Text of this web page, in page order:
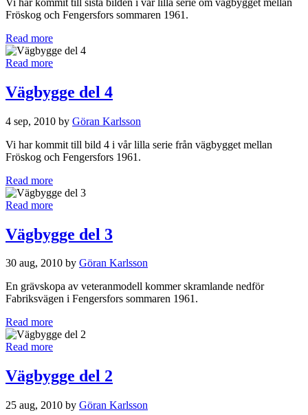
Fröskog och Fengersfors sommaren 1961.
Read more
Read more
Vägbygge del 4
4 sep, 2010 by Göran Karlsson
Vi har kommit till bild 4 i vår lilla serie från vägbygget mellan
Fröskog och Fengersfors 1961.
Read more
Read more
Vägbygge del 3
30 aug, 2010 by Göran Karlsson
En grävskopa av veteranmodell kommer skramlande nedför
Fabriksvägen i Fengersfors sommaren 1961.
Read more
Read more
Vägbygge del 2
25 aug, 2010 by Göran Karlsson